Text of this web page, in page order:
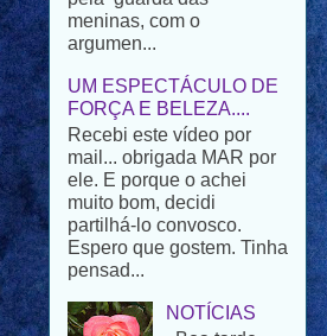
UM ESPECTÁCULO DE
FORÇA E BELEZA....
Recebi este vídeo por
mail... obrigada MAR por
ele. E porque o achei
muito bom, decidi
partilhá-lo convosco.
Espero que gostem. Tinha
pensad...
NOTÍCIAS
amigos. Na
passada